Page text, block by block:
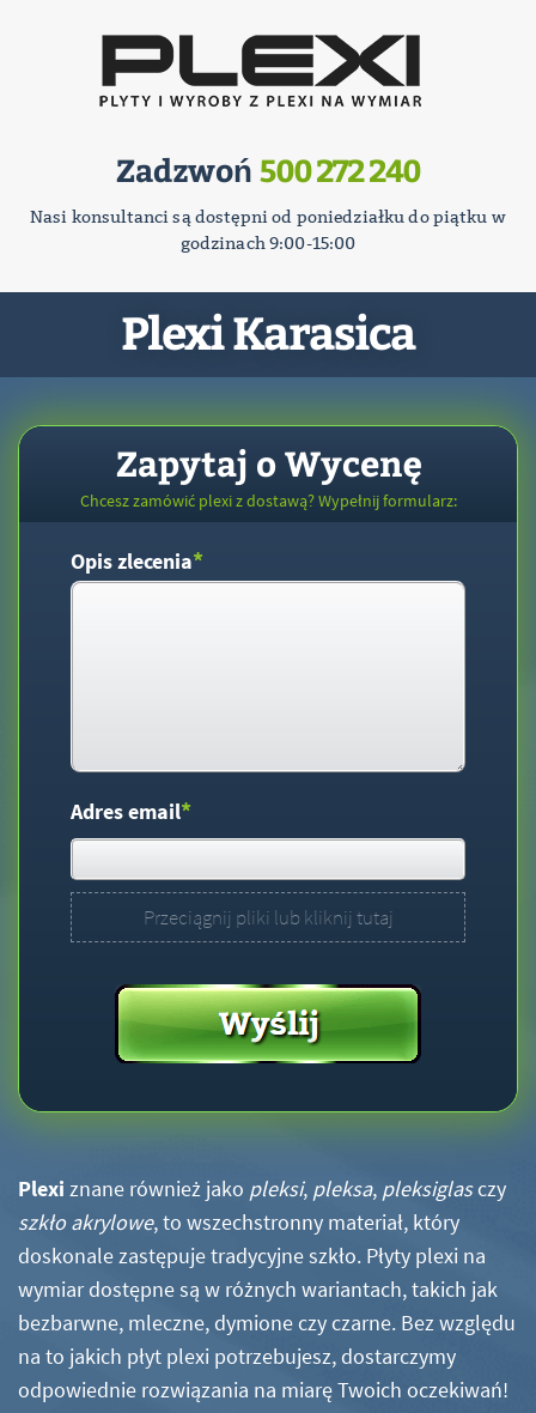
Zadzwoń 500 272 240
Nasi konsultanci są dostępni od poniedziałku do piątku w
godzinach 9:00-15:00
Plexi Karasica
Zapytaj o Wycenę
Chcesz zamówić plexi z dostawą? Wypełnij formularz:
Opis zlecenia*
Adres email*
Przeciągnij pliki lub kliknij tutaj
Plexi znane również jako pleksi, pleksa, pleksiglasczy
szkło akrylowe, to wszechstronny materiał, który
doskonale zastępuje tradycyjne szkło. Płyty plexi na
wymiar dostępne są w różnych wariantach, takich jak
bezbarwne, mleczne, dymione czy czarne. Bez względu
na to jakich płyt plexi potrzebujesz, dostarczymy
odpowiednie rozwiązania na miarę Twoich oczekiwań!